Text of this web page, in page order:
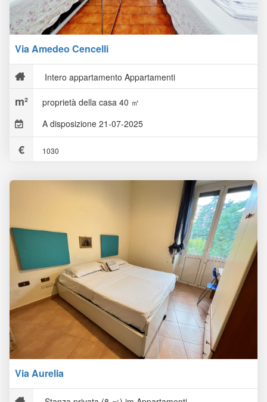
Via Amedeo Cencelli
Intero appartamento Appartamenti
proprietà della casa 40 ㎡
A disposizione 21-07-2025
1030
Via Aurelia